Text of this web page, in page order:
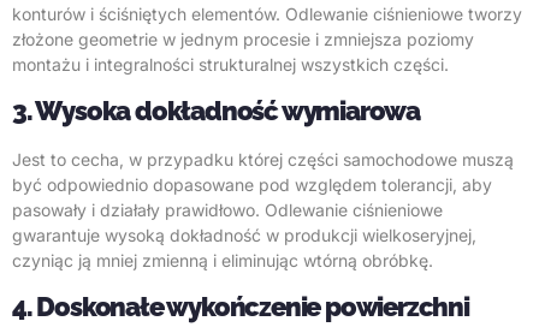
konturów i ściśniętych elementów. Odlewanie ciśnieniowe tworzy
złożone geometrie w jednym procesie i zmniejsza poziomy
montażu i integralności strukturalnej wszystkich części.
3. Wysoka dokładność wymiarowa
Jest to cecha, w przypadku której części samochodowe muszą
być odpowiednio dopasowane pod względem tolerancji, aby
pasowały i działały prawidłowo. Odlewanie ciśnieniowe
gwarantuje wysoką dokładność w produkcji wielkoseryjnej,
czyniąc ją mniej zmienną i eliminując wtórną obróbkę.
4. Doskonałe wykończenie powierzchni